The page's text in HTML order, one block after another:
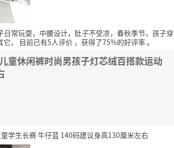
常玩耍，中腰设计，肚子不受凉，春秋季节，孩子穿
， 目前已有5人评价 ，获得了75%的好评率。
童休闲裤时尚男孩子灯芯绒百搭款运动
学生长裤 牛仔蓝 140码建议身高130厘米左右